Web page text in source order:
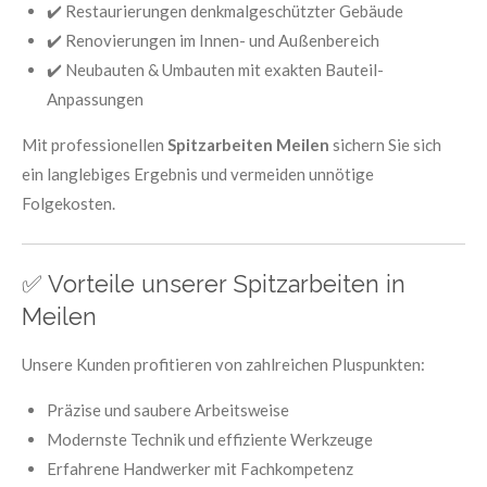
✔️ Restaurierungen denkmalgeschützter Gebäude
✔️ Renovierungen im Innen- und Außenbereich
✔️ Neubauten & Umbauten mit exakten Bauteil-
Anpassungen
Mit professionellen Spitzarbeiten Meilen sichern Sie sich
ein langlebiges Ergebnis und vermeiden unnötige
Folgekosten.
✅ Vorteile unserer Spitzarbeiten in
Meilen
Unsere Kunden profitieren von zahlreichen Pluspunkten:
Präzise und saubere Arbeitsweise
Modernste Technik und effiziente Werkzeuge
Erfahrene Handwerker mit Fachkompetenz